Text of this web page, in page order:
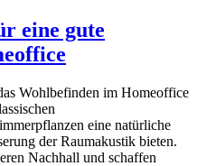
eine gute
Wohlbefinden im Homeoffice
eine natürliche
der Raumakustik bieten.
Nachhall und schaffen